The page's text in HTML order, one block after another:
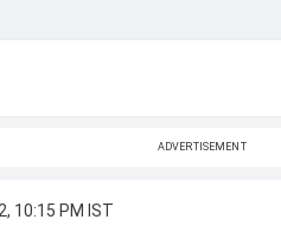
ADVERTISEMENT
10:15 PM IST